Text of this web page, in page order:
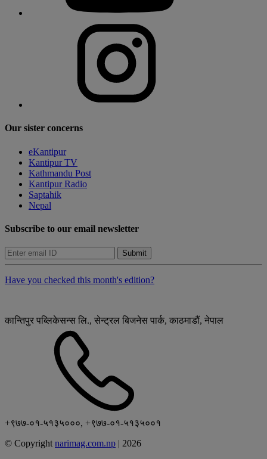
Our sister concerns
eKantipur
Kantipur TV
Kathmandu Post
Kantipur Radio
Saptahik
Nepal
Subscribe to our email newsletter
Submit
Have you checked this month's edition?
कान्तिपुर पब्लिकेसन्स लि., सेन्ट्रल बिजनेस पार्क, काठमाडौं, नेपाल
+९७७-०१-५१३५०००, +९७७-०१-५१३५००१
© Copyright narimag.com.np | 2026